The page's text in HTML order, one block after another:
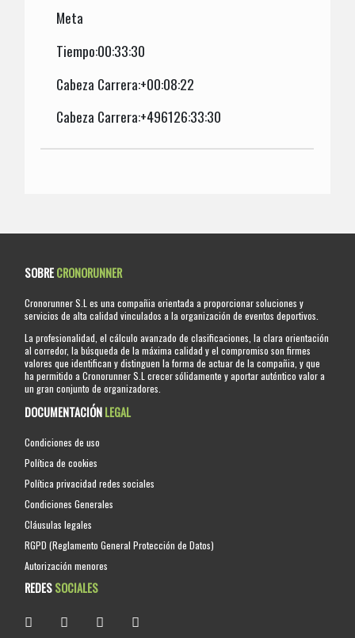
Meta
Tiempo:00:33:30
Cabeza Carrera:+00:08:22
Cabeza Carrera:+496126:33:30
SOBRECRONORUNNER
Cronorunner S.L es una compañia orientada a proporcionar soluciones y
servicios de alta calidad vinculados a la organización de eventos deportivos.
La profesionalidad, el cálculo avanzado de clasificaciones, la clara orientación
al corredor, la búsqueda de la máxima calidad y el compromiso son firmes
valores que identifican y distinguen la forma de actuar de la compañia, y que
ha permitido a Cronorunner S.L crecer sólidamente y aportar auténtico valor a
un gran conjunto de organizadores.
DOCUMENTACIÓNLEGAL
Condiciones de uso
Política de cookies
Política privacidad redes sociales
Condiciones Generales
Cláusulas legales
RGPD (Reglamento General Protección de Datos)
Autorización menores
REDESSOCIALES